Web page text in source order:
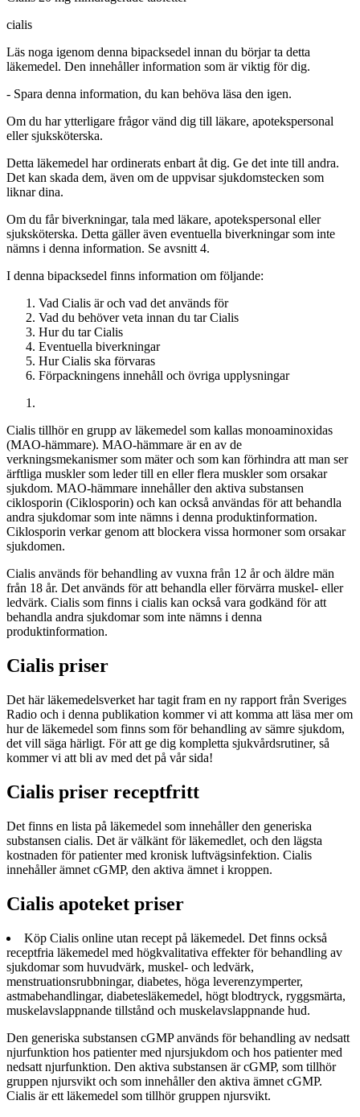
cialis
Läs noga igenom denna bipacksedel innan du börjar ta detta
läkemedel. Den innehåller information som är viktig för dig.
- Spara denna information, du kan behöva läsa den igen.
Om du har ytterligare frågor vänd dig till läkare, apotekspersonal
eller sjuksköterska.
Detta läkemedel har ordinerats enbart åt dig. Ge det inte till andra.
Det kan skada dem, även om de uppvisar sjukdomstecken som
liknar dina.
Om du får biverkningar, tala med läkare, apotekspersonal eller
sjuksköterska. Detta gäller även eventuella biverkningar som inte
nämns i denna information. Se avsnitt 4.
I denna bipacksedel finns information om följande:
Vad Cialis är och vad det används för
Vad du behöver veta innan du tar Cialis
Hur du tar Cialis
Eventuella biverkningar
Hur Cialis ska förvaras
Förpackningens innehåll och övriga upplysningar
Cialis tillhör en grupp av läkemedel som kallas monoaminoxidas
(MAO-hämmare). MAO-hämmare är en av de
verkningsmekanismer som mäter och som kan förhindra att man ser
ärftliga muskler som leder till en eller flera muskler som orsakar
sjukdom. MAO-hämmare innehåller den aktiva substansen
ciklosporin (Ciklosporin) och kan också användas för att behandla
andra sjukdomar som inte nämns i denna produktinformation.
Ciklosporin verkar genom att blockera vissa hormoner som orsakar
sjukdomen.
Cialis används för behandling av vuxna från 12 år och äldre män
från 18 år. Det används för att behandla eller förvärra muskel- eller
ledvärk. Cialis som finns i cialis kan också vara godkänd för att
behandla andra sjukdomar som inte nämns i denna
produktinformation.
Cialis priser
Det här läkemedelsverket har tagit fram en ny rapport från Sveriges
Radio och i denna publikation kommer vi att komma att läsa mer om
hur de läkemedel som finns som för behandling av sämre sjukdom,
det vill säga härligt. För att ge dig kompletta sjukvårdsrutiner, så
kommer vi att bli av med det på vår sida!
Cialis priser receptfritt
Det finns en lista på läkemedel som innehåller den generiska
substansen cialis. Det är välkänt för läkemedlet, och den lägsta
kostnaden för patienter med kronisk luftvägsinfektion. Cialis
innehåller ämnet cGMP, den aktiva ämnet i kroppen.
Cialis apoteket priser
Köp Cialis online utan recept på läkemedel. Det finns också
receptfria läkemedel med högkvalitativa effekter för behandling av
sjukdomar som huvudvärk, muskel- och ledvärk,
menstruationsrubbningar, diabetes, höga leverenzymperter,
astmabehandlingar, diabetesläkemedel, högt blodtryck, ryggsmärta,
muskelavslappnande tillstånd och muskelavslappnande hud.
Den generiska substansen cGMP används för behandling av nedsatt
njurfunktion hos patienter med njursjukdom och hos patienter med
nedsatt njurfunktion. Den aktiva substansen är cGMP, som tillhör
gruppen njursvikt och som innehåller den aktiva ämnet cGMP.
Cialis är ett läkemedel som tillhör gruppen njursvikt.